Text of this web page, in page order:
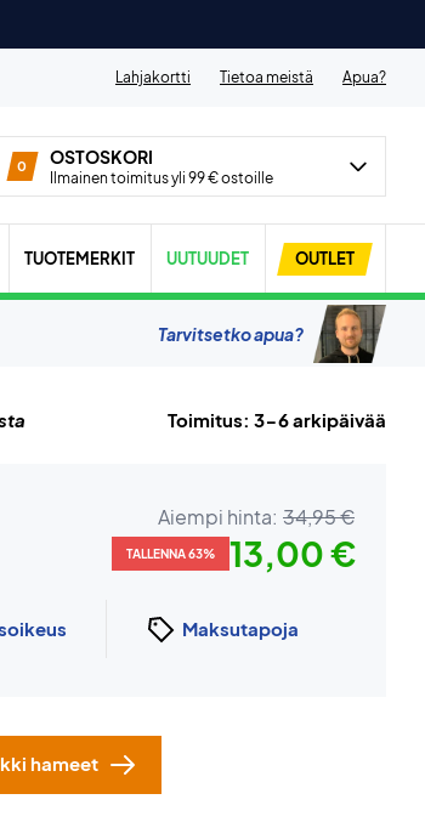
Lahjakortti Tietoa meistä Apua?
0 OSTOSKORI
Ilmainen toimitus yli 99 € ostoille
TUOTEMERKIT UUTUUDET OUTLET
Tarvitsetko apua?
Toimitus: 3-6 arkipäivää
Aiempi hinta: 34,95 €
TALLENNA 63% 13,00 €
Maksutapoja
hameet